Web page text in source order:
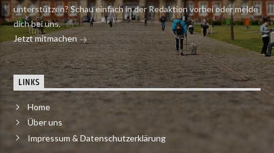
unterstützen? Schau einfach in der Redaktion vorbei oder melde
dich bei uns.
Jetzt mitmachen
LINKS
Home
Über uns
Impressum & Datenschutzerklärung